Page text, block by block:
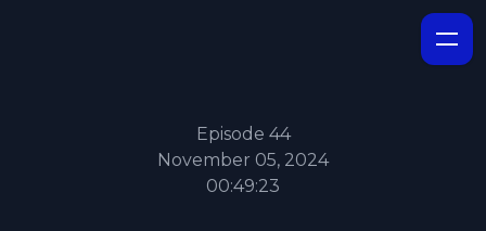
Episode 44
November 05, 2024
00:49:23